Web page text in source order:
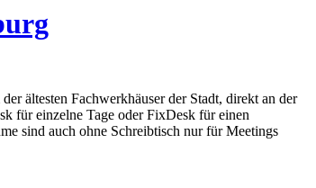
ältesten Fachwerkhäuser der Stadt, direkt an der
für einzelne Tage oder FixDesk für einen
sind auch ohne Schreibtisch nur für Meetings